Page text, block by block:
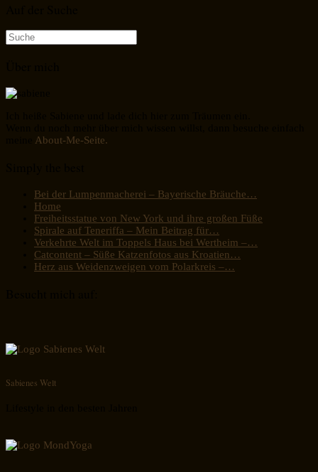
Suche
nach:
About-Me-Seite.
Bei der Lumpenmacherei – Bayerische Bräuche…
Home
Freiheitsstatue von New York und ihre großen Füße
Spirale auf Teneriffa – Mein Beitrag für…
Verkehrte Welt im Toppels Haus bei Wertheim –…
Catcontent – Süße Katzenfotos aus Kroatien…
Herz aus Weidenzweigen vom Polarkreis –…
Sabienes Welt